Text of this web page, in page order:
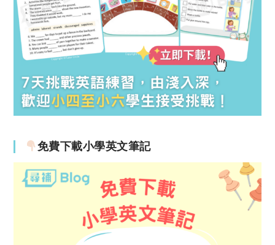
免費下載小學英文筆記